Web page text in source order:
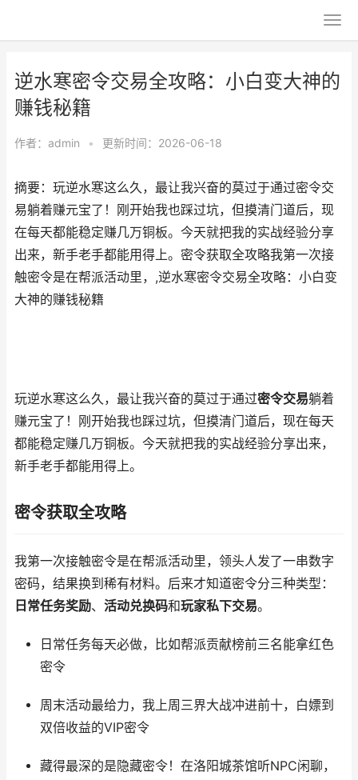
逆水寒密令交易全攻略：小白变大神的
赚钱秘籍
作者： admin • 更新时间：2026-06-18
摘要：玩逆水寒这么久，最让我兴奋的莫过于通过密令交
易躺着赚元宝了！刚开始我也踩过坑，但摸清门道后，现
在每天都能稳定赚几万铜板。今天就把我的实战经验分享
出来，新手老手都能用得上。密令获取全攻略我第一次接
触密令是在帮派活动里，,逆水寒密令交易全攻略：小白变
大神的赚钱秘籍
玩逆水寒这么久，最让我兴奋的莫过于通过密令交易躺着
赚元宝了！刚开始我也踩过坑，但摸清门道后，现在每天
都能稳定赚几万铜板。今天就把我的实战经验分享出来，
新手老手都能用得上。
密令获取全攻略
我第一次接触密令是在帮派活动里，领头人发了一串数字
密码，结果换到稀有材料。后来才知道密令分三种类型：
日常任务奖励、 活动兑换码和玩家私下交易。
日常任务每天必做，比如帮派贡献榜前三名能拿红色
密令
周末活动最给力，我上周三界大战冲进前十，白嫖到
双倍收益的VIP密令
藏得最深的是隐藏密令！在洛阳城茶馆听NPC闲聊，